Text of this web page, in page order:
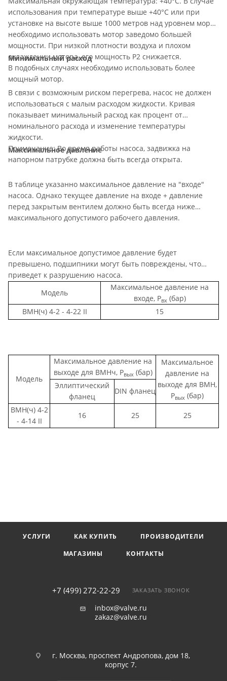
использования при температуре выше +40°С или при
установке на высоте выше 1000 метров над уровнем моря,
необходимо использовать мотор заведомо большей
мощности. При низкой плотности воздуха и плохом
охлаждении мотора, его мощность P2 снижается.
В подобных случаях необходимо использовать более
мощный мотор.
Минимальный расход
В связи с возможным риском перегрева, насос не должен
использоваться с малым расходом жидкости. Кривая
показывает минимальный расход как процент от
номинального расхода и изменение температуры
жидкости.
Примечание: Во время работы насоса, задвижка на
напорном патрубке должна быть всегда открыта.
Максимальное давление
В таблице указанно максимальное давление на "входе"
насоса. Однако текущее давление на входе + давление
перед закрытым вентилем должно быть всегда ниже
максимального допустимого рабочего давления.
Если максимальное допустимое давление будет
превышено, подшипники могут быть повреждены, что
приведет к разрушению насоса.
Модель
Максимальное давление на
входе, Рвх (бар)
ВМН(ч) 4-2 - 4-22 II
15
Модель
Максимальное давление на
выходе для ВМНч, Рвых (бар)
Максимальное
давление на
выходе для ВМН,
Рвых (бар)
Эллиптический
фланец
DIN фланец
ВМН(ч) 4-2
- 4-14 II
16 25 25
УСЛУГИ КАК КУПИТЬ
ПРОИЗВОДИТЕЛИ
МАГАЗИНЫ
КОНТАКТЫ
+7 (499) 272-22-29 ЗАКАЗАТЬ ЗВОНОК
inbox@valve.ru
zakaz@valve.ru
г. Москва, проспект Андропова, дом 18,
корпус 7.